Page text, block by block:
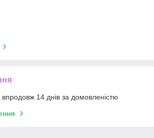
14 днів за домовленістю